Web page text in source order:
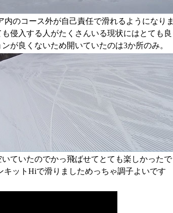
のコース外が自己責任で滑れるようになりま
侵入する人がたくさんいる現状にはとても良
が良くないため開いていたのは3か所のみ。
ていたのでかっ飛ばせてとても楽しかったで
ットHiで滑りましためっちゃ調子よいです